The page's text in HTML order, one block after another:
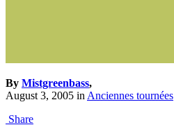
By Mistgreenbass,
August 3, 2005 inAnciennes tournées
Share